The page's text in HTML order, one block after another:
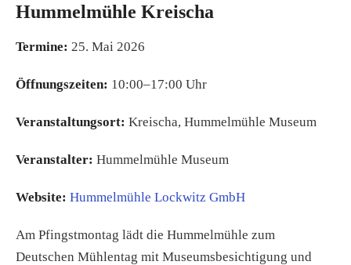
Hummelmühle Kreischa
Termine: 25. Mai 2026
Öffnungszeiten: 10:00–17:00 Uhr
Veranstaltungsort: Kreischa, Hummelmühle Museum
Veranstalter: Hummelmühle Museum
Website: Hummelmühle Lockwitz GmbH
Am Pfingstmontag lädt die Hummelmühle zum
Deutschen Mühlentag mit Museumsbesichtigung und